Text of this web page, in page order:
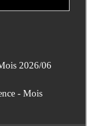
2026/06
- Mois